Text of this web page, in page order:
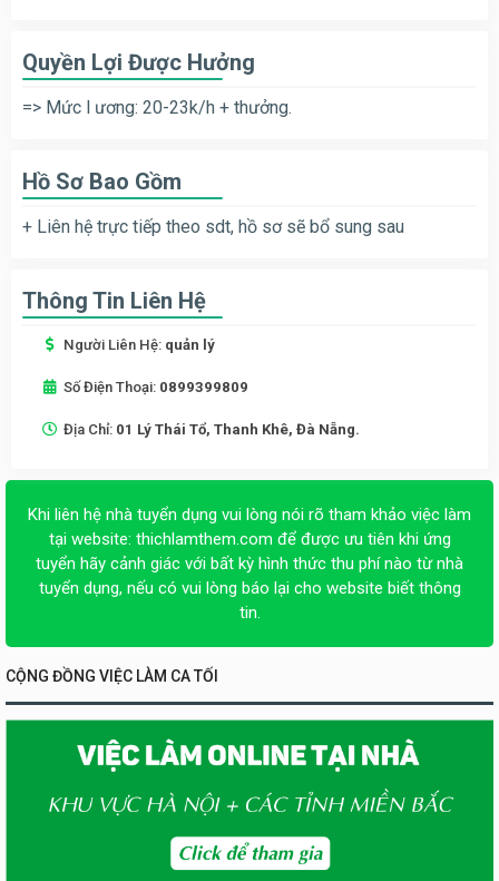
Quyền Lợi Được Hưởng
=> Mức l ương: 20-23k/h + thưởng.
Hồ Sơ Bao Gồm
+ Liên hệ trực tiếp theo sdt, hồ sơ sẽ bổ sung sau
Thông Tin Liên Hệ
Người Liên Hệ: quản lý
Số Điện Thoại: 0899399809
Địa Chỉ: 01 Lý Thái Tổ, Thanh Khê, Đà Nẵng.
Khi liên hệ nhà tuyển dụng vui lòng nói rõ tham khảo việc làm
tại website: thichlamthem.com để được ưu tiên khi ứng
tuyển hãy cảnh giác với bất kỳ hình thức thu phí nào từ nhà
tuyển dụng, nếu có vui lòng báo lại cho website biết thông
tin.
CỘNG ĐỒNG VIỆC LÀM CA TỐI